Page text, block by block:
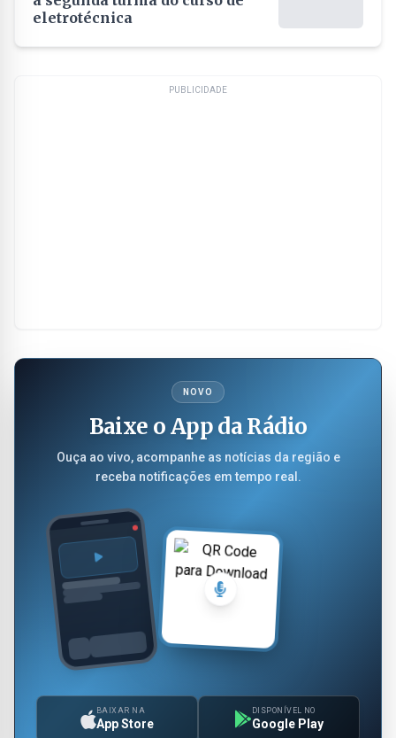
eletrotécnica
PUBLICIDADE
NOVO
Baixe o App da Rádio
Ouça ao vivo, acompanhe as notícias da região e
receba notificações em tempo real.
BAIXAR NA
App Store
DISPONÍVEL NO
Google Play